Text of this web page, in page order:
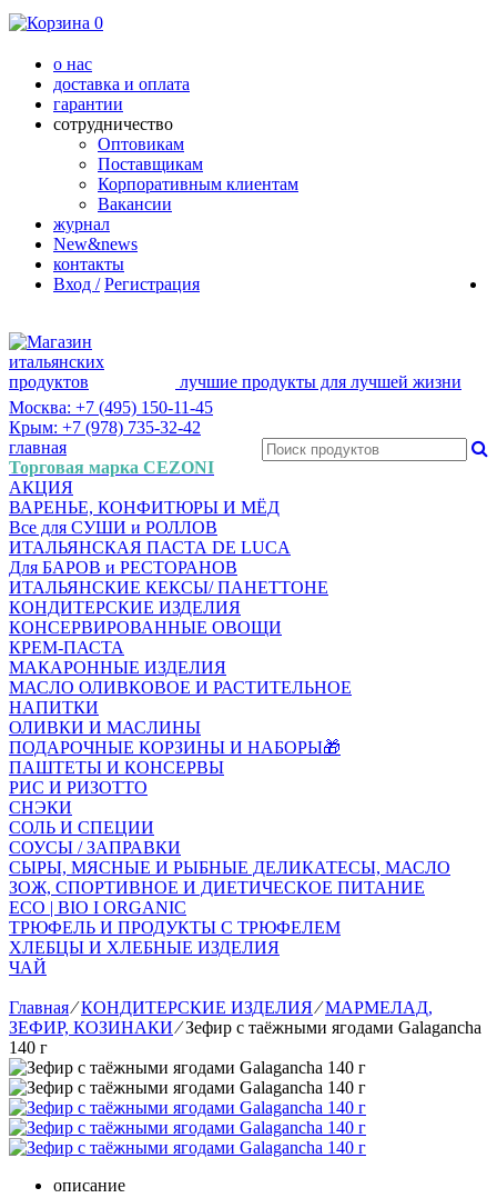
0
о нас
доставка и оплата
гарантии
сотрудничество
Оптовикам
Поставщикам
Корпоративным клиентам
Вакансии
журнал
New&news
контакты
Вход / Регистрация
лучшие продукты для лучшей жизни
Москва: +7 (495) 150-11-45
Крым: +7 (978) 735-32-42
главная
Торговая марка CEZONI
АКЦИЯ
ВАРЕНЬЕ, КОНФИТЮРЫ И МЁД
Все для СУШИ и РОЛЛОВ
ИТАЛЬЯНСКАЯ ПАСТА DE LUCA
Для БАРОВ и РЕСТОРАНОВ
ИТАЛЬЯНСКИЕ КЕКСЫ/ ПАНЕТТОНЕ
КОНДИТЕРСКИЕ ИЗДЕЛИЯ
КОНСЕРВИРОВАННЫЕ ОВОЩИ
КРЕМ-ПАСТА
МАКАРОННЫЕ ИЗДЕЛИЯ
МАСЛО ОЛИВКОВОЕ И РАСТИТЕЛЬНОЕ
НАПИТКИ
ОЛИВКИ И МАСЛИНЫ
ПОДАРОЧНЫЕ КОРЗИНЫ И НАБОРЫ🎁
ПАШТЕТЫ И КОНСЕРВЫ
РИС И РИЗОТТО
СНЭКИ
СОЛЬ И СПЕЦИИ
СОУСЫ / ЗАПРАВКИ
СЫРЫ, МЯСНЫЕ И РЫБНЫЕ ДЕЛИКАТЕСЫ, МАСЛО
ЗОЖ, СПОРТИВНОЕ И ДИЕТИЧЕСКОЕ ПИТАНИЕ
ECO | BIO I ORGANIC
ТРЮФЕЛЬ И ПРОДУКТЫ С ТРЮФЕЛЕМ
ХЛЕБЦЫ И ХЛЕБНЫЕ ИЗДЕЛИЯ
ЧАЙ
Главная⁄КОНДИТЕРСКИЕ ИЗДЕЛИЯ⁄МАРМЕЛАД,
ЗЕФИР, КОЗИНАКИ ⁄ Зефир с таёжными ягодами Galagancha
140 г
описание